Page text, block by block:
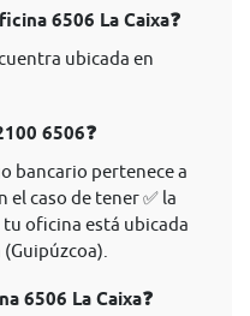
6506 La Caixa❓
ubicada en
6506❓
bancario pertenece a
el caso de tener ✅ la
tu oficina está ubicada
6506 La Caixa❓